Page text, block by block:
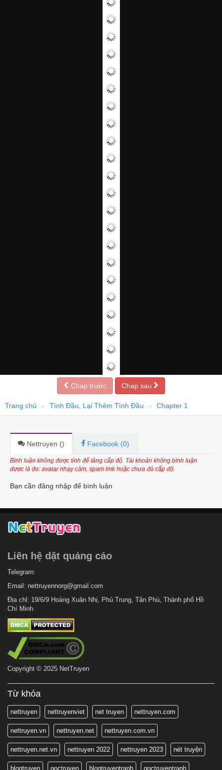
Chap trước Chap sau
Trang chủ Tình Đầu, Lại Thêm Tình Đầu Chapter 1
Nettruyen () Facebook (0)
Bình luận không được tính để tăng cấp độ. Tài khoản không bình luận
được là do: avatar nhạy cảm, spam link hoặc chưa đủ cấp độ.
Bạn cần đăng nhập để bình luận
Liên hệ dặt quảng cáo
Telegram:
Email: nettruyennorg@gmail.com
Địa chỉ: 19/6/9 Hoàng Xuân Nhị, Phú Trung, Tân Phú, Thành phố Hồ
Chí Minh
Copyright © 2025 NetTruyen
Từ khóa
nettruyen nettruyenviet net truyen nettruyen.com
nettruyen.vn nettruyen.net nettruyen.com.vn
nettruyen.net.vn nettruyen 2022 nettruyen 2023 nét truyện
blogtruyen goctruyen blogtruyentranh goctruyentranh